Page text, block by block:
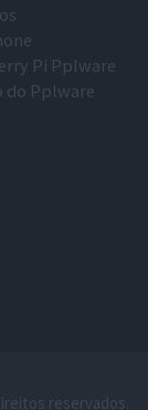
Pi Pplware
do Pplware
reservados.